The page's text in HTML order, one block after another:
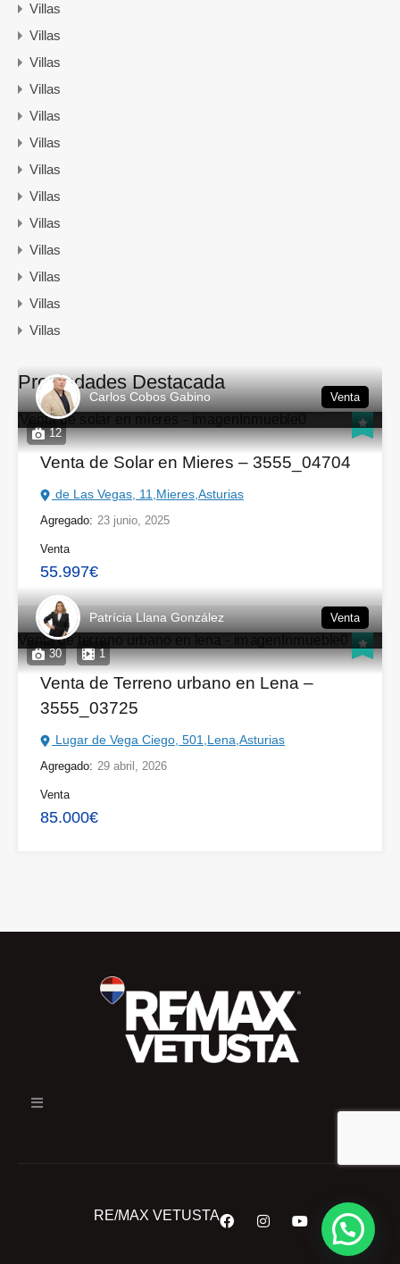
Villas
Villas
Villas
Villas
Villas
Villas
Villas
Villas
Villas
Villas
Villas
Villas
Villas
Propiedades Destacada
12
Carlos Cobos Gabino Venta
Venta de Solar en Mieres – 3555_04704
de Las Vegas, 11,Mieres,Asturias
Agregado: 23 junio, 2025
Venta
55.997€
30 1
Patrícia Llana González Venta
Venta de Terreno urbano en Lena –
3555_03725
Lugar de Vega Ciego, 501,Lena,Asturias
Agregado: 29 abril, 2026
Venta
85.000€
RE/MAX VETUSTA
¿En qué podemos ayudarte?